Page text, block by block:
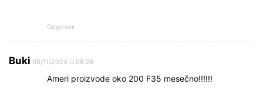
Odgovori
Buki 08/11/2024 U 08:26
Ameri proizvode oko 200 F35 mesečno!!!!!!